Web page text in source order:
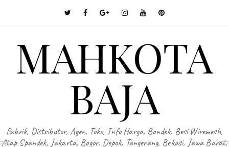
MAHKOTA
BAJA
Pabrik, Distributor, Agen, Toko, Info Harga, Bondek, Besi Wiremesh,
Atap Spandek, Jakarta, Bogor, Depok, Tangerang, Bekasi, Jawa Barat,